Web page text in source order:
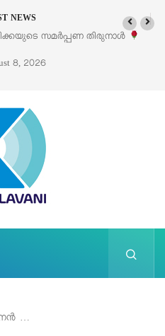
NEWS
സ്റ്റൈൽ എക്സിബിഷനും സെയിലും
പെരുമാനൂരിൽ
8, 2026
…